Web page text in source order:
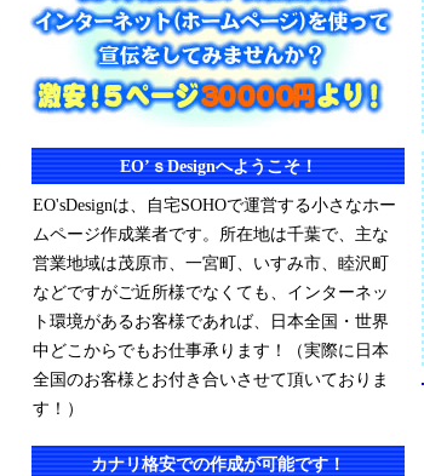
EO’ｓDesignへようこそ！
EO'sDesignは、自宅SOHOで運営する小さなホー
ムページ作成業者です。所在地は千葉で、主な
営業地域は茂原市、一宮町、いすみ市、睦沢町
などですがご近所様でなくても、インターネッ
ト環境があるお客様であれば、日本全国・世界
中どこからでもお仕事承ります！（実際に日本
全国のお客様とお付き合いさせて頂いておりま
す！）
カナリ格安での作成が可能です！